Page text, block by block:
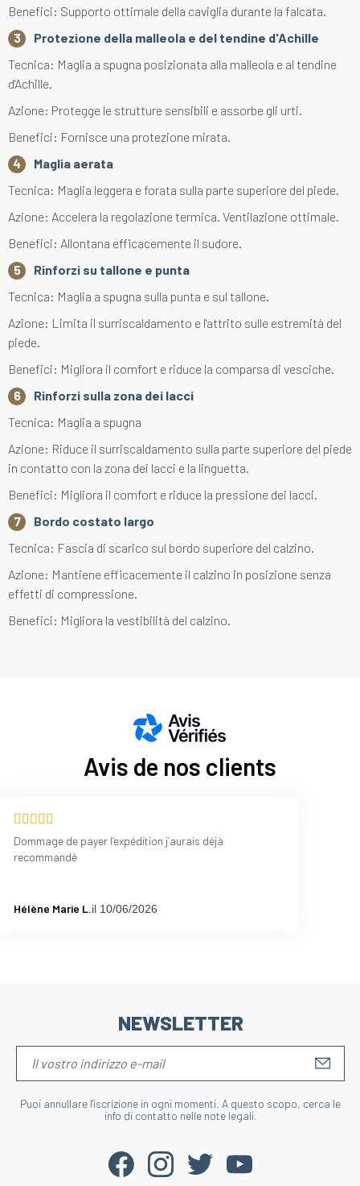
Benefici: Supporto ottimale della caviglia durante la falcata.
Protezione della malleola e del tendine d'Achille
Tecnica: Maglia a spugna posizionata alla malleola e al tendine
d'Achille.
Azione: Protegge le strutture sensibili e assorbe gli urti.
Benefici: Fornisce una protezione mirata.
Maglia aerata
Tecnica: Maglia leggera e forata sulla parte superiore del piede.
Azione: Accelera la regolazione termica. Ventilazione ottimale.
Benefici: Allontana efficacemente il sudore.
Rinforzi su tallone e punta
Tecnica: Maglia a spugna sulla punta e sul tallone.
Azione: Limita il surriscaldamento e l'attrito sulle estremità del
piede.
Benefici: Migliora il comfort e riduce la comparsa di vesciche.
Rinforzi sulla zona dei lacci
Tecnica: Maglia a spugna
Azione: Riduce il surriscaldamento sulla parte superiore del piede
in contatto con la zona dei lacci e la linguetta.
Benefici: Migliora il comfort e riduce la pressione dei lacci.
Bordo costato largo
Tecnica: Fascia di scarico sul bordo superiore del calzino.
Azione: Mantiene efficacemente il calzino in posizione senza
effetti di compressione.
Benefici: Migliora la vestibilità del calzino.
Avis de nos clients
Dommage de payer l’expédition j’aurais déjà
recommandé
Hélène Marie L.il 10/06/2026
NEWSLETTER
Puoi annullare l'iscrizione in ogni momenti. A questo scopo, cerca le
info di contatto nelle note legali.